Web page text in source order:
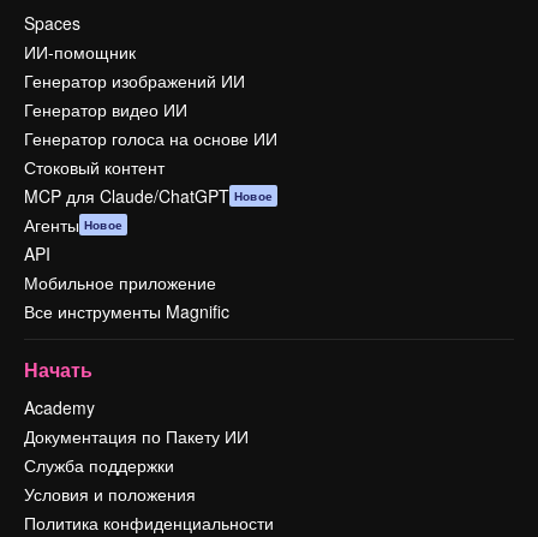
Spaces
ИИ-помощник
Генератор изображений ИИ
Генератор видео ИИ
Генератор голоса на основе ИИ
Стоковый контент
MCP для Claude/ChatGPT Новое
Агенты Новое
API
Мобильное приложение
Все инструменты Magnific
Начать
Academy
Документация по Пакету ИИ
Служба поддержки
Условия и положения
Политика конфиденциальности